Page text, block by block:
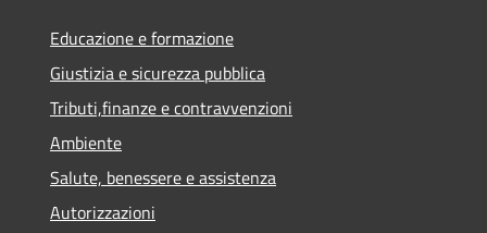
Educazione e formazione
Giustizia e sicurezza pubblica
Tributi,finanze e contravvenzioni
Ambiente
Salute, benessere e assistenza
Autorizzazioni